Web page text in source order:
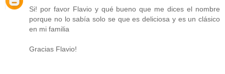
Si! por favor Flavio y qué bueno que me dices el nombre
porque no lo sabía solo se que es deliciosa y es un clásico
en mi familia
Gracias Flavio!